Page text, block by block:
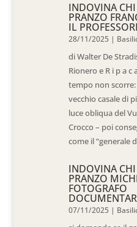
INDOVINA
PRANZO
IL
28/11/2025 |
di Walter De
Rionero e R i p a c
tempo non
vecchio casale di
luce obliqua del
Crocco – poi
come il “generale
INDOVINA
PRANZO
FOTOGRAFO
07/11/2025 |